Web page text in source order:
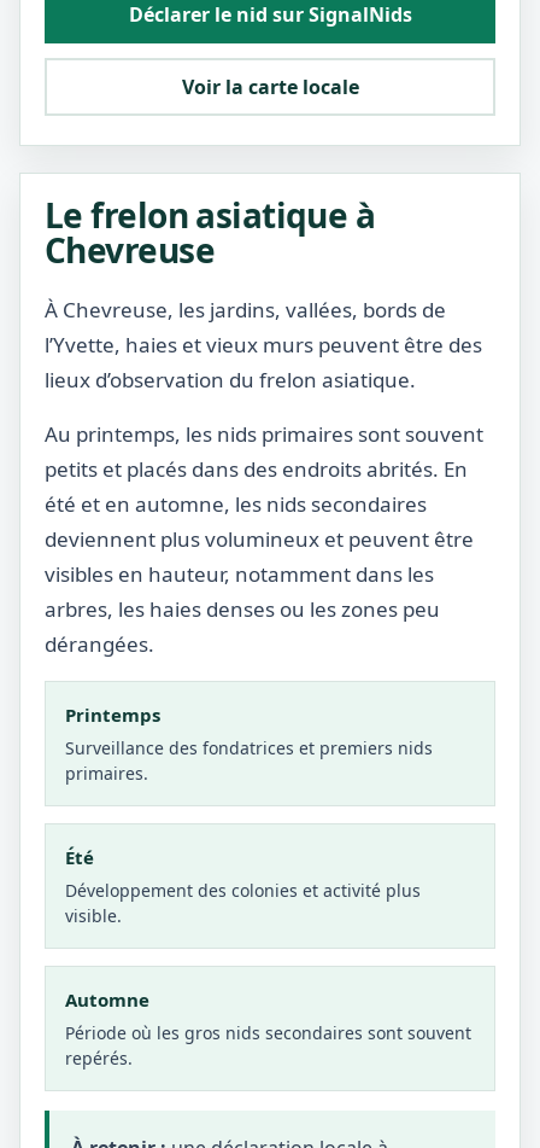
Déclarer le nid sur SignalNids
Voir la carte locale
Le frelon asiatique à
Chevreuse
À Chevreuse, les jardins, vallées, bords de
l’Yvette, haies et vieux murs peuvent être des
lieux d’observation du frelon asiatique.
Au printemps, les nids primaires sont souvent
petits et placés dans des endroits abrités. En
été et en automne, les nids secondaires
deviennent plus volumineux et peuvent être
visibles en hauteur, notamment dans les
arbres, les haies denses ou les zones peu
dérangées.
Printemps
Surveillance des fondatrices et premiers nids
primaires.
Été
Développement des colonies et activité plus
visible.
Automne
Période où les gros nids secondaires sont souvent
repérés.